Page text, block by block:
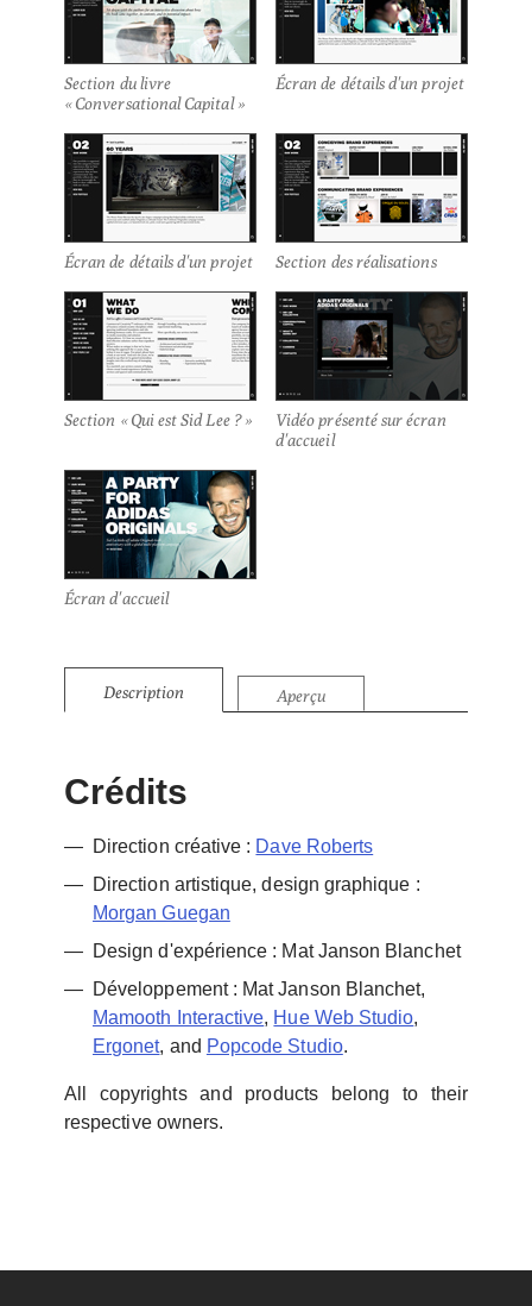
Section du livre
« Conversational Capital »
Écran de détails d'un projet
Écran de détails d'un projet Section des réalisations
Section « Qui est Sid Lee ? »
Vidéo présenté sur écran
d'accueil
Écran d'accueil
Description Aperçu
Crédits
Direction créative : Dave Roberts
Direction artistique, design graphique :
Morgan Guegan
Design d'expérience : Mat Janson Blanchet
Développement : Mat Janson Blanchet,
Mamooth Interactive, Hue Web Studio,
Ergonet, and Popcode Studio.
All copyrights and products belong to their
respective owners.